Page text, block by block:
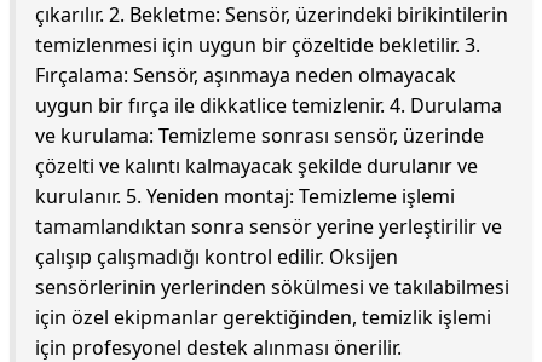
çıkarılır. 2. Bekletme: Sensör, üzerindeki birikintilerin
temizlenmesi için uygun bir çözeltide bekletilir. 3.
Fırçalama: Sensör, aşınmaya neden olmayacak
uygun bir fırça ile dikkatlice temizlenir. 4. Durulama
ve kurulama: Temizleme sonrası sensör, üzerinde
çözelti ve kalıntı kalmayacak şekilde durulanır ve
kurulanır. 5. Yeniden montaj: Temizleme işlemi
tamamlandıktan sonra sensör yerine yerleştirilir ve
çalışıp çalışmadığı kontrol edilir. Oksijen
sensörlerinin yerlerinden sökülmesi ve takılabilmesi
için özel ekipmanlar gerektiğinden, temizlik işlemi
için profesyonel destek alınması önerilir.